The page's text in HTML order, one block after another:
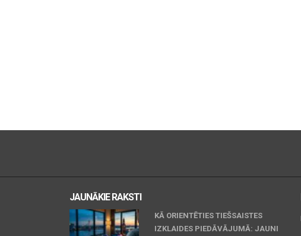
JAUNĀKIE RAKSTI
KĀ ORIENTĒTIES TIEŠSAISTES
IZKLAIDES PIEDĀVĀJUMĀ: JAUNI